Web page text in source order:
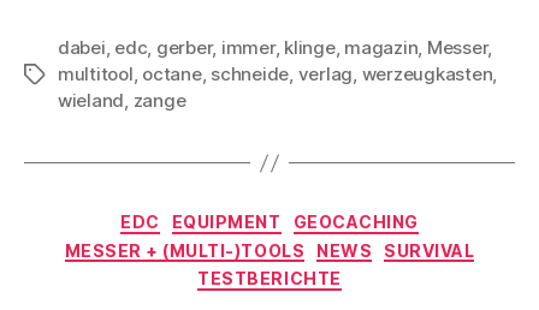
Schlagwörter
dabei, edc, gerber, immer, klinge, magazin, Messer,
multitool, octane, schneide, verlag, werzeugkasten,
wieland, zange
Kategorien
EDC EQUIPMENT
GEOCACHING
MESSER + (MULTI-)TOOLS
NEWS
SURVIVAL
TESTBERICHTE